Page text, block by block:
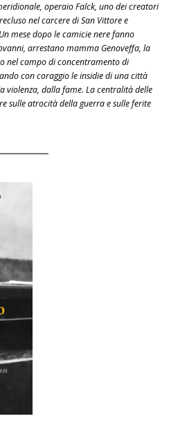
operaio Falck, uno dei creatori
nel carcere di San Vittore e
mese dopo le camicie nere fanno
arrestano mamma Genoveffa, la
nel campo di concentramento di
con coraggio le insidie di una città
dalla fame. La centralità delle
sulle atrocità della guerra e sulle ferite